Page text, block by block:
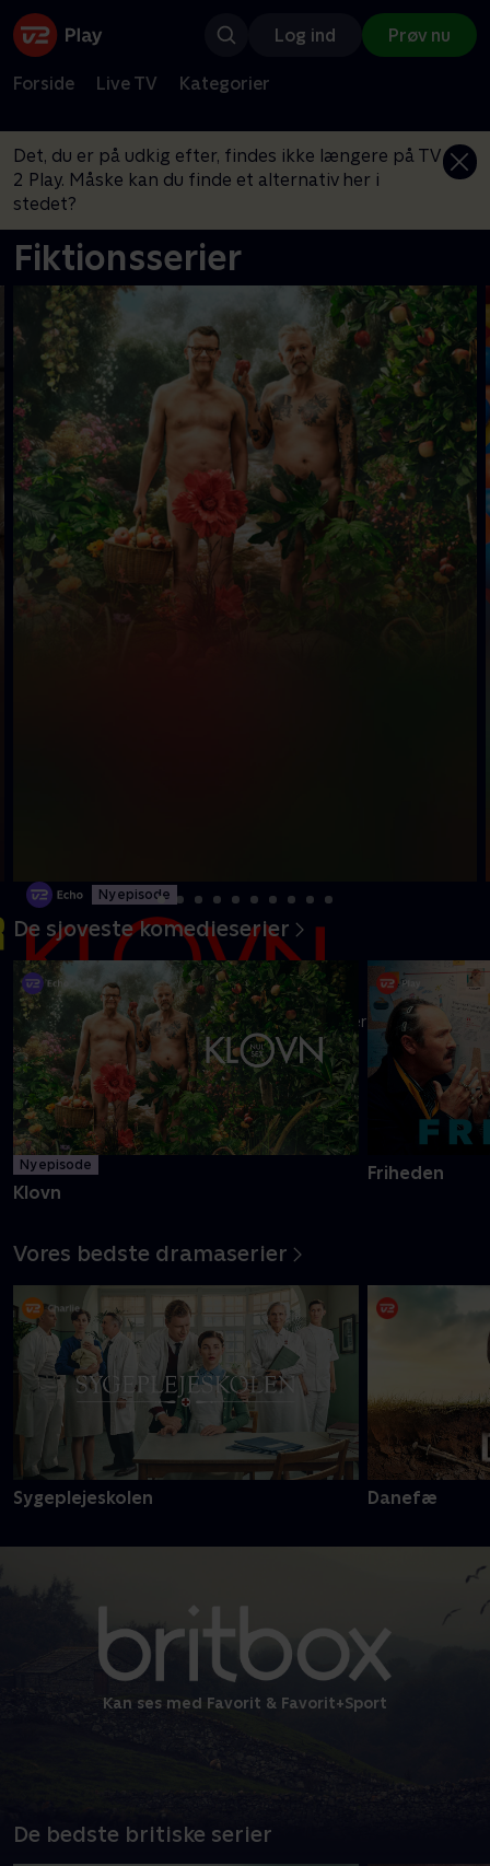
Log ind Prøv nu
Forside Live TV Kategorier
Det, du er på udkig efter, findes ikke længere på TV
2 Play. Måske kan du finde et alternativ her i
stedet?
Fiktionsserier
Ny episode
Danmarks pinligste makkerpar Frank og Casper navigerer livet
med tvivlsom succes
Mere info
De sjoveste komedieserier
Ny episode
Klovn
Friheden
Vores bedste dramaserier
Sygeplejeskolen Danefæ
Kan ses med Favorit & Favorit+Sport
De bedste britiske serier